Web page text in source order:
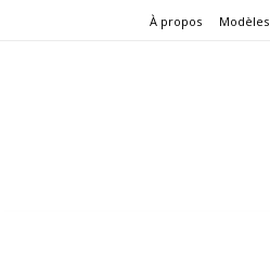
À propos Modèles